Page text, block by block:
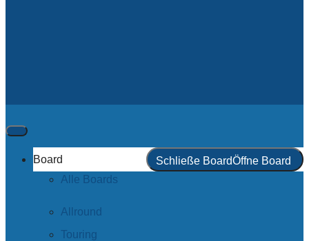
Board Schließe BoardÖffne Board
Alle Boards
Allround
Touring